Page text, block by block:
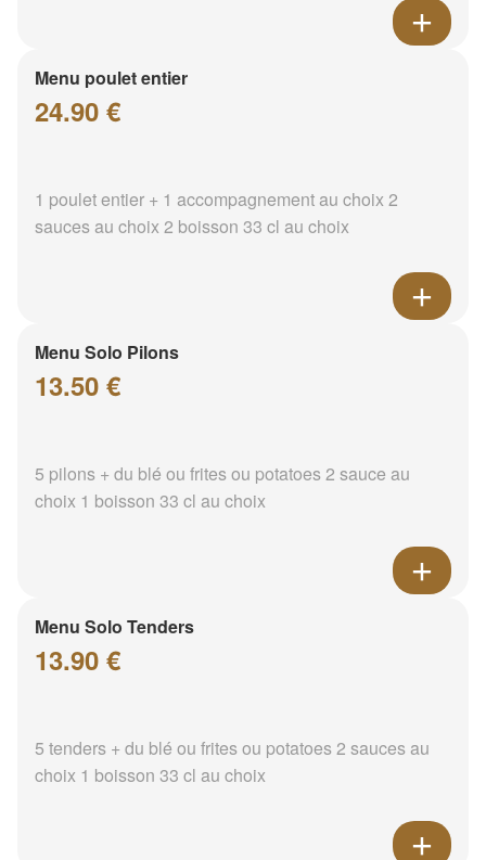
Menu poulet entier
24.90 €
1 poulet entier + 1 accompagnement au choix 2
sauces au choix 2 boisson 33 cl au choix
Menu Solo Pilons
13.50 €
5 pilons + du blé ou frites ou potatoes 2 sauce au
choix 1 boisson 33 cl au choix
Menu Solo Tenders
13.90 €
5 tenders + du blé ou frites ou potatoes 2 sauces au
choix 1 boisson 33 cl au choix